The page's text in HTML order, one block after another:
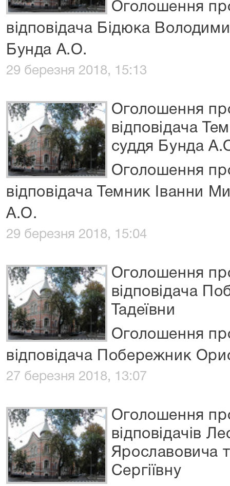
Оголошення
відповідача Бідюка
Бунда А.О.
29 березня 2018, 15:13
Оголошення
відповідача
суддя Бунда
Оголошення
відповідача Темник Іванни
А.О.
29 березня 2018, 15:04
Оголошення
відповідача
Тадеївни
Оголошення
відповідача Побережник
27 березня 2018, 13:07
Оголошення
відповідачів
Ярославовича
Сергіївну